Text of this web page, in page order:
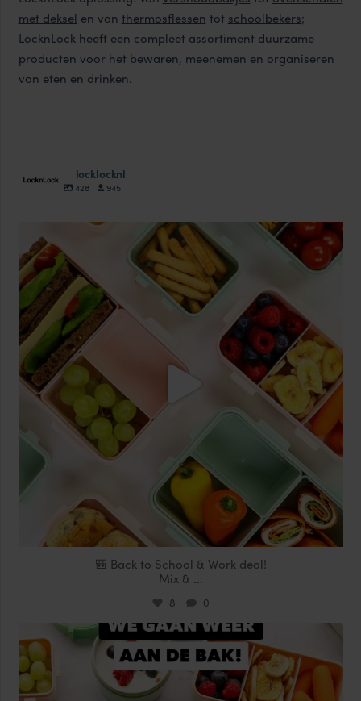
met deksel en van thermosflessen tot schoolbekers;
LocknLock heeft een compleet assortiment duurzame
producten voor het bewaren, meenemen en organiseren
van eten en drinken.
locklocknl
428 945
locklocknl
Aug 18
🎒 Back to School & Work deal!
Mix & ...
8 0
locklocknl
Aug 14